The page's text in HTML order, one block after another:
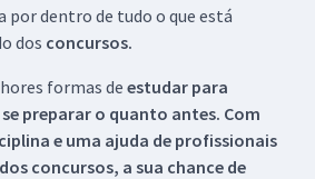
por dentro de tudo o que está
dos concursos.
formas de estudar para
preparar o quanto antes. Com
e uma ajuda de profissionais
concursos, a sua chance de